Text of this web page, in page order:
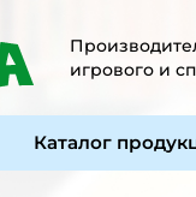
игрового и
Каталог